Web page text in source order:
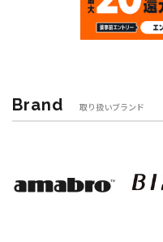
Brand 取り扱いブランド